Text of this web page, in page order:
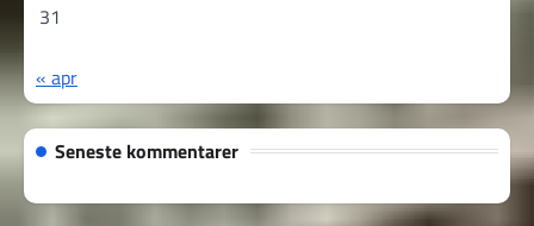
31
« apr
Seneste kommentarer